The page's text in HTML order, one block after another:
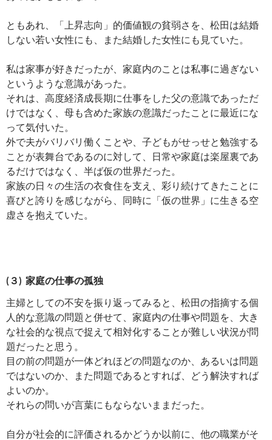
ともあれ、「上昇志向」的価値観の貧弱さを、松田は結婚
しない若い女性にも、また結婚した女性にも見ていた。
私は家事が好きだったが、家庭内のことは私事に過ぎない
というような意識があった。
それは、高度経済成長期に仕事をした父の意識であっただ
けではなく、母も含めた家族の意識だったことに最近にな
って気付いた。
外で夫がバリバリ働くことや、子どもがせっせと勉強する
ことが表舞台であるのに対して、日常や家庭は楽屋裏であ
るだけではなく、半ば仮の世界だった。
家族の日々の生活の衣食住を支え、彩り続けてきたことに
喜びと誇りを感じながら、同時に「仮の世界」に生きる空
虚さを抱えていた。
(３) 家庭の仕事の孤独
主婦としての不安を振り返ってみると、松田の指摘する個
人的な意識の問題と併せて、家庭内の仕事や問題を、大き
な社会的な視点で捉えて相対化することが難しい状況が問
題だったと思う。
目の前の問題が一体どれほどの問題なのか、あるいは問題
ではないのか、また問題であるとすれば、どう解決すれば
よいのか。
それらの問いが言葉にもならないままだった。
自分が社会的に評価されるかどうか以前に、他の職業がそ